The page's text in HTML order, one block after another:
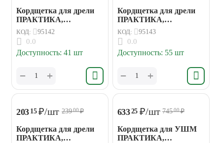
Кордщетка для дрели
ПРАКТИКА,
чашеобразная мягкая,
50 мм.
КОД: 95142
0.0
Доступность: 41 шт
+
−
Кордщетка для дрели
ПРАКТИКА,
чашеобразная мягкая,
63 мм.
КОД: 95143
0.0
Доступность: 55 шт
+
−
203 15 ₽/шт 23900₽
Кордщетка для дрели
ПРАКТИКА,
63325 ₽/шт 74500₽
Кордщетка для УШМ
ПРАКТИКА,